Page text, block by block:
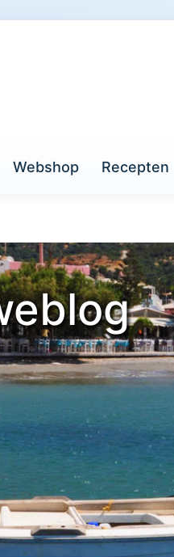
Webshop Recepten